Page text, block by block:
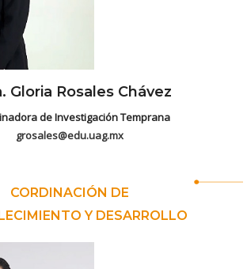
Gloria Rosales Chávez
de Investigación Temprana
grosales@edu.uag.mx
CORDINACIÓN DE
Y DESARROLLO